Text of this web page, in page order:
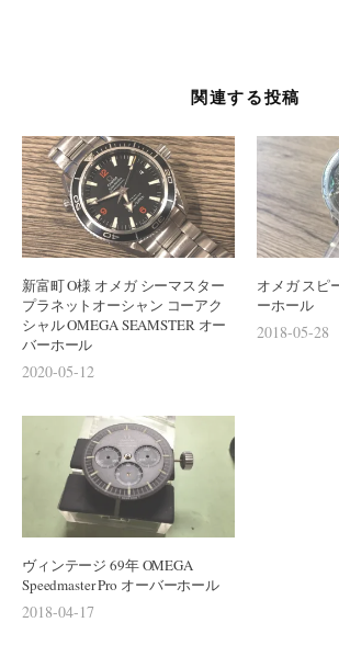
関連する投稿
新富町 O様 オメガ シーマスター
プラネットオーシャン コーアク
シャル OMEGA SEAMSTER オー
バーホール
2020-05-12
オメガ スピ
ーホール
2018-05-28
ヴィンテージ 69年 OMEGA
Speedmaster Pro オーバーホール
2018-04-17